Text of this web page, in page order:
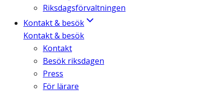
Riksdagsförvaltningen
Kontakt & besök
Kontakt & besök
Kontakt
Besök riksdagen
Press
För lärare